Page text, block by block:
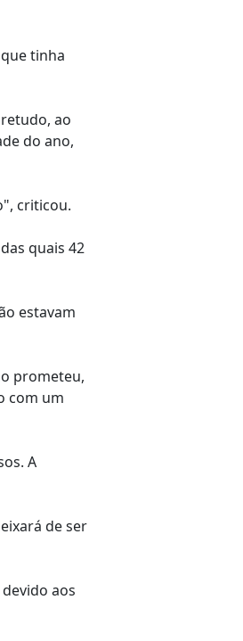
tinha
ao
do ano,
criticou.
quais 42
estavam
prometeu,
com um
A
de ser
aos